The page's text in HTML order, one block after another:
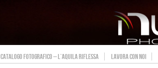
CATALOGO FOTOGRAFICO – L’AQUILA RIFLESSA LAVORA CON NOI